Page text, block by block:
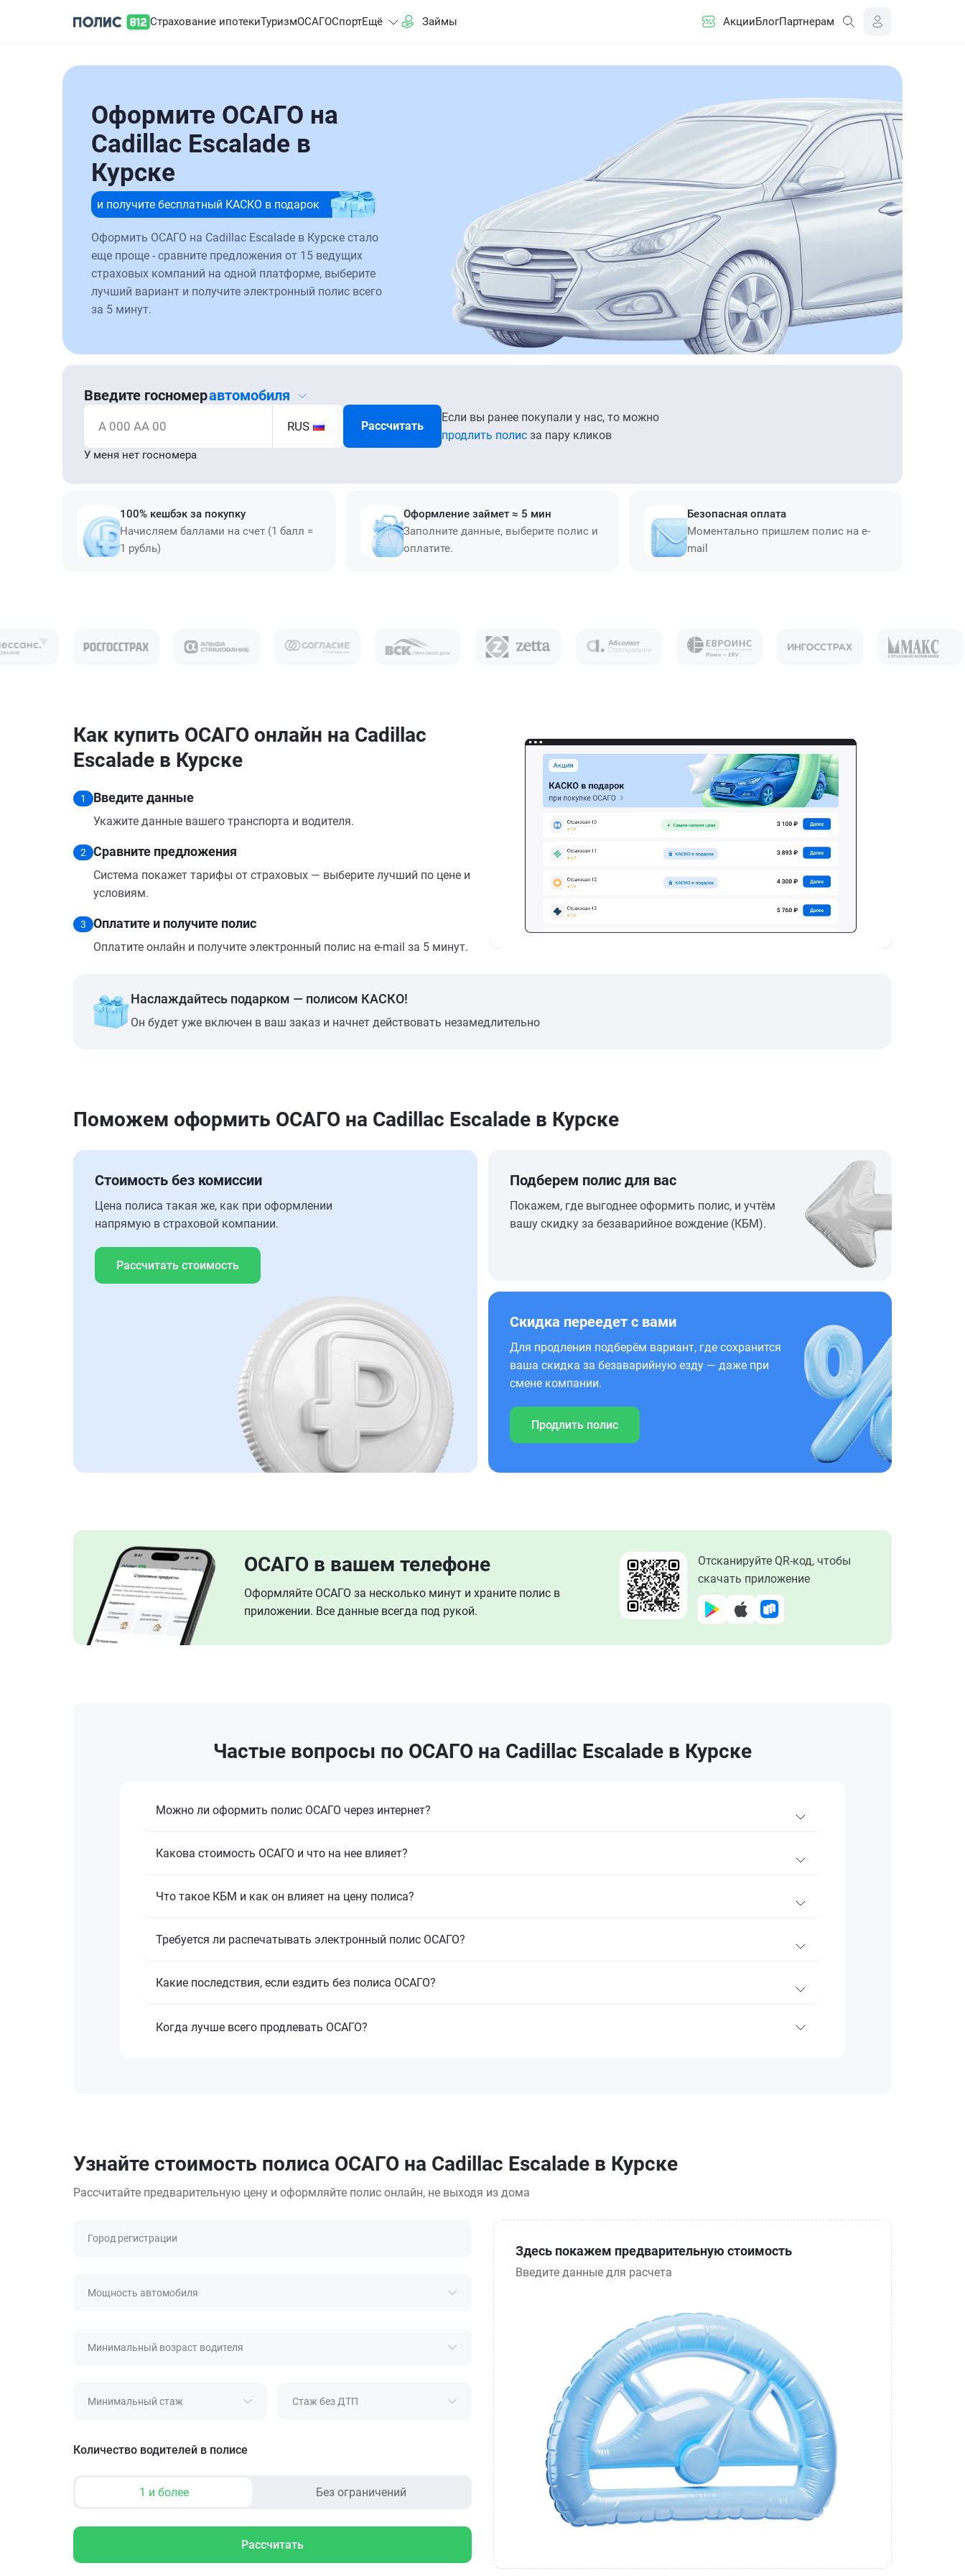
Страхование ипотекиТуризмОСАГОСпортЕщё Займы АкцииБлогПартнерам
Оформите ОСАГО на
Cadillac Escalade в
Курске
и получите бесплатный КАСКО в подарок
Оформить ОСАГО на Cadillac Escalade в Курске стало
еще проще - сравните предложения от 15 ведущих
страховых компаний на одной платформе, выберите
лучший вариант и получите электронный полис всего
за 5 минут.
Введите госномеравтомобиля
А 000 АА 00 RUS Рассчитать
Если вы ранее покупали у нас, то можно
продлить полис за пару кликов
У меня нет госномера
100% кешбэк за покупку
Начисляем баллами на счет (1 балл =
1 рубль)
Оформление займет ≈ 5 мин
Заполните данные, выберите полис и
оплатите.
Безопасная оплата
Моментально пришлем полис на e-
mail
Как купить ОСАГО онлайн на Cadillac
Escalade в Курске
1 Введите данные
Укажите данные вашего транспорта и водителя.
2 Сравните предложения
Система покажет тарифы от страховых — выберите лучший по цене и
условиям.
3 Оплатите и получите полис
Оплатите онлайн и получите электронный полис на e-mail за 5 минут.
Наслаждайтесь подарком — полисом КАСКО!
Он будет уже включен в ваш заказ и начнет действовать незамедлительно
Поможем оформить ОСАГО на Cadillac Escalade в Курске
Стоимость без комиссии
Цена полиса такая же, как при оформлении
напрямую в страховой компании.
Рассчитать стоимость
Подберем полис для вас
Покажем, где выгоднее оформить полис, и учтём
вашу скидку за безаварийное вождение (КБМ).
Скидка переедет с вами
Для продления подберём вариант, где сохранится
ваша скидка за безаварийную езду — даже при
смене компании.
Продлить полис
ОСАГО в вашем телефоне
Оформляйте ОСАГО за несколько минут и храните полис в
приложении. Все данные всегда под рукой.
Отсканируйте QR-код, чтобы
скачать приложение
Частые вопросы по ОСАГО на Cadillac Escalade в Курске
Можно ли оформить полис ОСАГО через интернет?
Какова стоимость ОСАГО и что на нее влияет?
Что такое КБМ и как он влияет на цену полиса?
Требуется ли распечатывать электронный полис ОСАГО?
Какие последствия, если ездить без полиса ОСАГО?
Когда лучше всего продлевать ОСАГО?
Узнайте стоимость полиса ОСАГО на Cadillac Escalade в Курске
Рассчитайте предварительную цену и оформляйте полис онлайн, не выходя из дома
Город регистрации
Мощность автомобиля
Минимальный возраст водителя
Минимальный стаж Стаж без ДТП
Количество водителей в полисе
1 и более Без ограничений
Рассчитать
Здесь покажем предварительную стоимость
Введите данные для расчета